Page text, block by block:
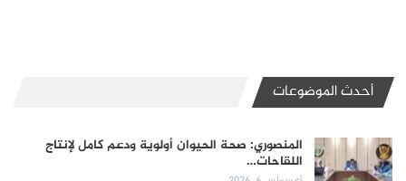
أحدث الموضوعات
المنصوري: صحة الحيوان أولوية ودعم كامل لإنتاج
اللقاحات…